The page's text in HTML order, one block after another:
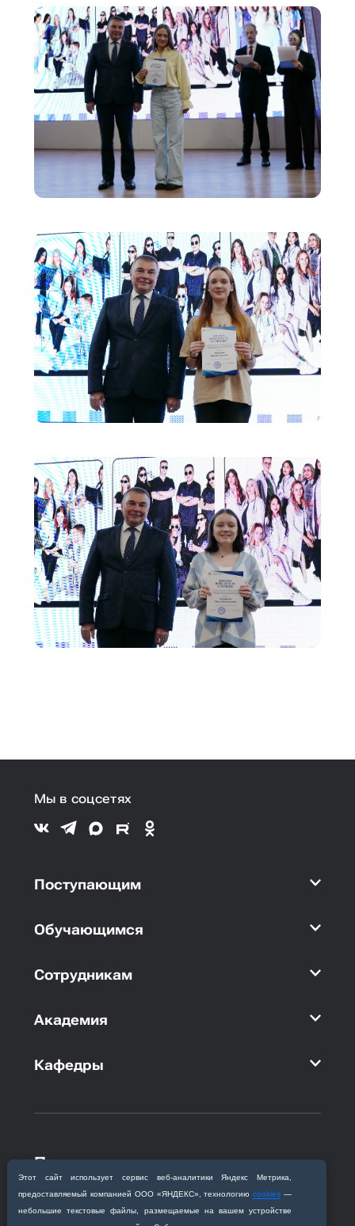
Этот сайт использует сервис веб‑аналитики Яндекс Метрика,
предоставляемый компанией ООО «ЯНДЕКС», технологиюcookies —
небольшие текстовые файлы, размещаемые на вашем устройстве
Мы в соцсетях
Поступающим
Обучающимся
Сотрудникам
Академия
Кафедры
Приемная комиссия
Благовещенск, ул. Горького, 95
+7 (4162) 319‒016
abitur@amursma.su